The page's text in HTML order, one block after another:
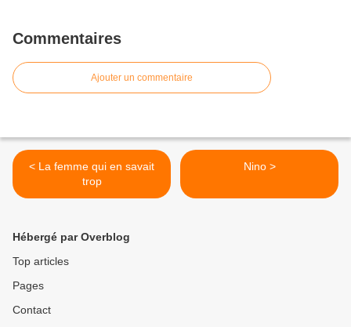
Commentaires
Ajouter un commentaire
< La femme qui en savait
trop
Nino >
Hébergé par Overblog
Top articles
Pages
Contact